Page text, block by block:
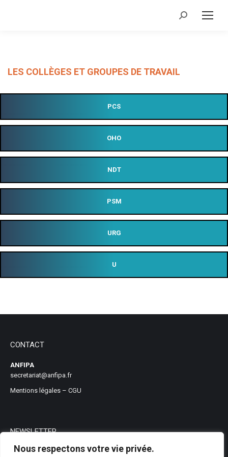
Nous respectons votre vie privée.
Recherche
LES COLLÈGES ET GROUPES DE TRAVAIL
PCS
OHO
NDT
PSM
URG
U
CONTACT
ANFIPA
secretariat@anfipa.fr
Mentions légales – CGU
NEWSLETTER